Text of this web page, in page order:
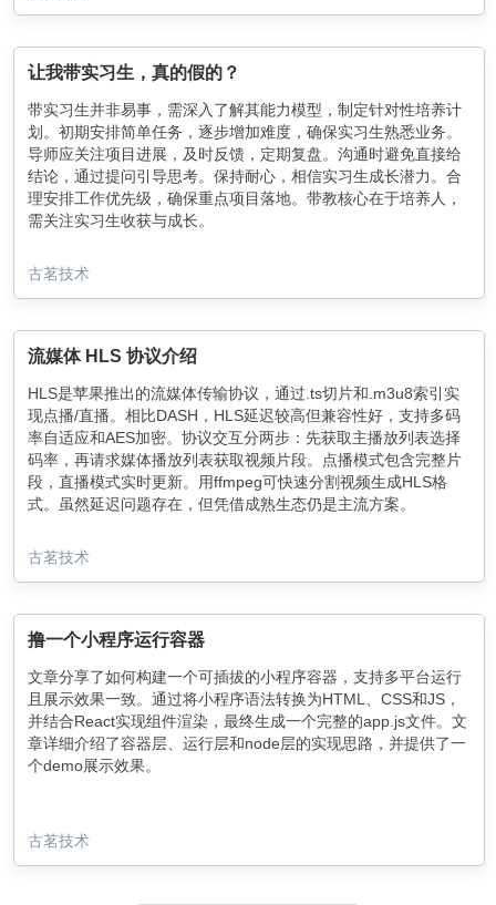
让我带实习生，真的假的？
带实习生并非易事，需深入了解其能力模型，制定针对性培养计
划。初期安排简单任务，逐步增加难度，确保实习生熟悉业务。
导师应关注项目进展，及时反馈，定期复盘。沟通时避免直接给
结论，通过提问引导思考。保持耐心，相信实习生成长潜力。合
理安排工作优先级，确保重点项目落地。带教核心在于培养人，
需关注实习生收获与成长。
古茗技术
流媒体 HLS 协议介绍
HLS是苹果推出的流媒体传输协议，通过.ts切片和.m3u8索引实
现点播/直播。相比DASH，HLS延迟较高但兼容性好，支持多码
率自适应和AES加密。协议交互分两步：先获取主播放列表选择
码率，再请求媒体播放列表获取视频片段。点播模式包含完整片
段，直播模式实时更新。用ffmpeg可快速分割视频生成HLS格
式。虽然延迟问题存在，但凭借成熟生态仍是主流方案。
古茗技术
撸一个小程序运行容器
文章分享了如何构建一个可插拔的小程序容器，支持多平台运行
且展示效果一致。通过将小程序语法转换为HTML、CSS和JS，
并结合React实现组件渲染，最终生成一个完整的app.js文件。文
章详细介绍了容器层、运行层和node层的实现思路，并提供了一
个demo展示效果。
古茗技术